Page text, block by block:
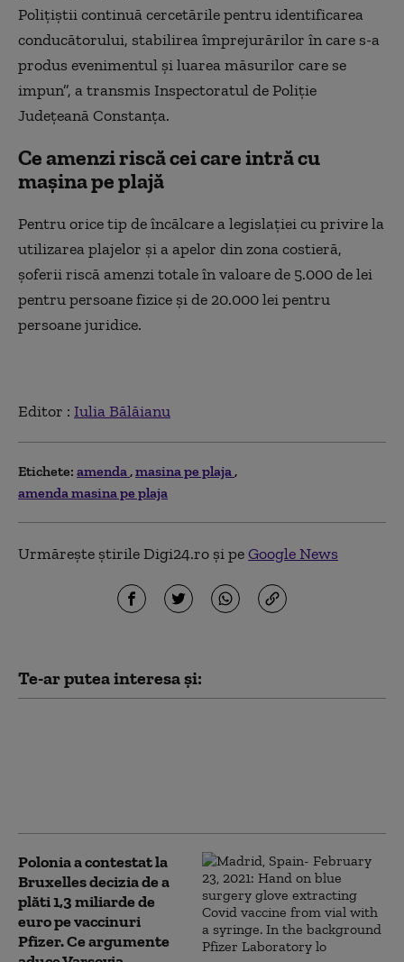
Poliţiştii continuă cercetările pentru identificarea
conducătorului, stabilirea împrejurărilor în care s-a
produs evenimentul şi luarea măsurilor care se
impun”, a transmis Inspectoratul de Poliție
Județeană Constanţa.
Ce amenzi riscă cei care intră cu
mașina pe plajă
Pentru orice tip de încălcare a legislației cu privire la
utilizarea plajelor și a apelor din zona costieră,
șoferii riscă amenzi totale în valoare de 5.000 de lei
pentru persoane fizice și de 20.000 lei pentru
persoane juridice.
Editor : Iulia Bălăianu
Etichete: amenda masina pe plaja
amenda masina pe plaja
Urmărește știrile Digi24.ro și peGoogle News
Te-ar putea interesa și:
Polonia a contestat la
Bruxelles decizia de a
plăti 1,3 miliarde de
euro pe vaccinuri
Pfizer. Ce argumente